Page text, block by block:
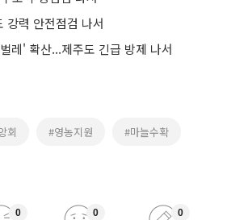
강력 안전점검 나서
레' 확산...제주도 긴급 방제 나서
회 #영농지원 #마늘수확
0 0 0